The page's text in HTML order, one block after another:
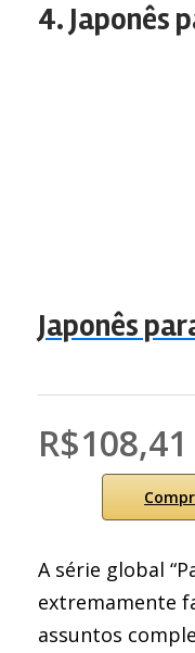
4. Japonês
Japonês
R$108,41
A série global
extremamente
assuntos